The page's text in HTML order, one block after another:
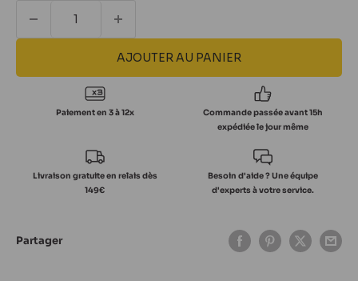
AJOUTER AU PANIER
Paiement en 3 à 12x
Commande passée avant 15h
expédiée le jour même
Livraison gratuite en relais dès
149€
Besoin d'aide ? Une équipe
d'experts à votre service.
Partager